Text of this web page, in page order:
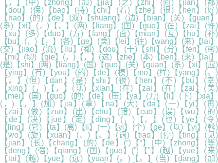
【，】(中)【zhong】(加)【jia】(之)【zhi】(间)【jian】(都)
【dou】(保)【bao】(持)【chi】(着)【zhe】(很)【hen】(好)
【hao】(的)【de】(双)【shuang】(边)【bian】(关)【guan】
(系)【xi】(，)【，】(两)【liang】(国)【guo】(在)【zai】(许)
【xu】(多)【duo】(方)【fang】(面)【mian】(互)【hu】(补)
【bu】(，)【，】(各)【ge】(类)【lei】(往)【wang】(来)【lai】
(交)【jiao】(流)【liu】(都)【dou】(十)【shi】(分)【fen】(密)
【mi】(切)【qie】(，)【，】(这)【zhe】(本)【ben】(来)【lai】
(是)【shi】(两)【liang】(国)【guo】(关)【guan】(系)【xi】(应)
【ying】(有)【you】(的)【de】(模)【mo】(样)【yang】(。)
【。】(但)【dan】(是)【shi】(很)【hen】(不)【bu】(幸)
【xing】(，)【，】(现)【xian】(在)【zai】(在)【zai】(美)
【mei】(国)【guo】(的)【de】(压)【ya】(力)【li】(下)【xia】
(，)【，】(加)【jia】(拿)【na】(大)【da】(一)【yi】(再)
【zai】(做)【zuo】(出)【chu】(错)【cuo】(误)【wu】(的)
【de】(决)【jue】(定)【ding】(，)【，】(也)【ye】(令)
【ling】(它)【ta】(离)【li】(一)【yi】(个)【ge】(以)【yi】(斡)
【wo】(旋)【xuan】(、)【、】(调)【tiao】(停)【ting】(见)
【jian】(长)【chang】(的)【de】(“)【“】(中)【zhong】(等)
【deng】(强)【qiang】(国)【guo】(”)【”】(越)【yue】(来)
【lai】(越)【yue】(远)【yuan】(。)【。】(当)【dang】(加)